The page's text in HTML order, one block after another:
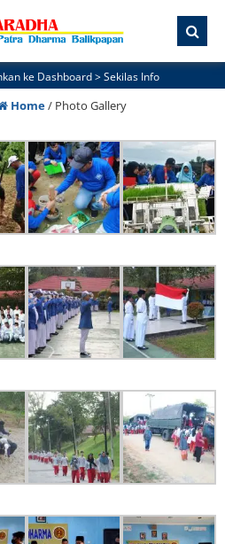
> Sekilas Info
Home/ Photo Gallery